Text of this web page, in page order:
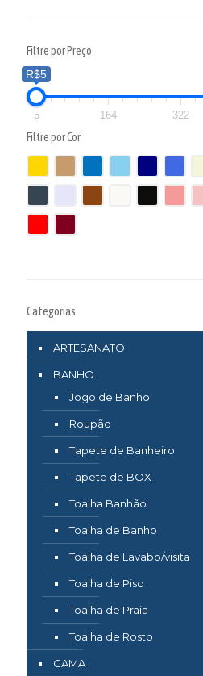
Filtre por Preço
R$5
5 164 322
Filtre por Cor
Categorias
ARTESANATO
BANHO
Jogo de Banho
Roupão
Tapete de Banheiro
Tapete de BOX
Toalha Banhão
Toalha de Banho
Toalha de Lavabo/visita
Toalha de Piso
Toalha de Praia
Toalha de Rosto
CAMA